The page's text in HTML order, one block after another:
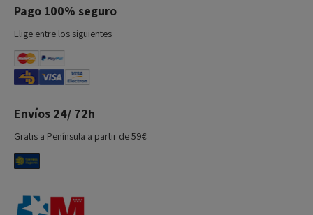
Pago 100% seguro
Elige entre los siguientes
Envíos 24/ 72h
Gratis a Península a partir de 59€